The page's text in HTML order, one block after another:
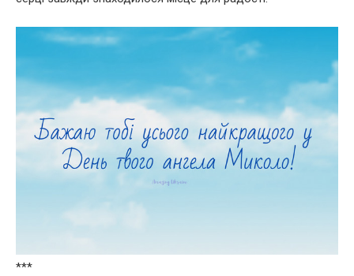
***